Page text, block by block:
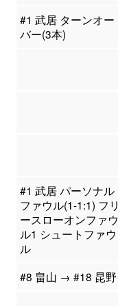
#1 武居 ターンオー
バー(3本)
#1 武居 パーソナル
ファウル(1-1:1) フリ
ースローオンファウ
ル1 シュートファウ
ル
#8 畠山 → #18 昆野